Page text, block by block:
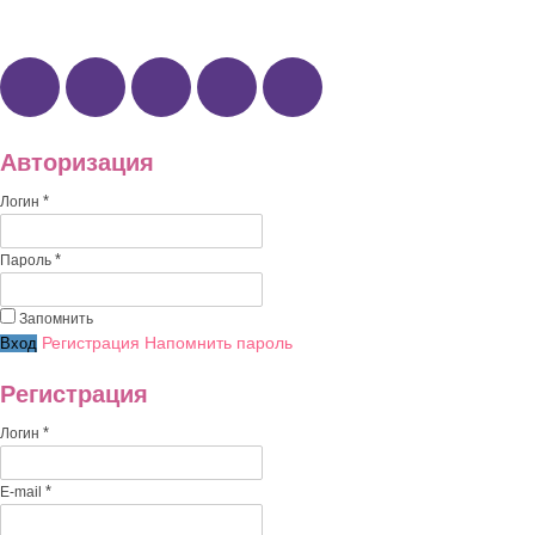
Авторизация
Логин *
Пароль *
Запомнить
Регистрация Напомнить пароль
Регистрация
Логин *
E-mail *